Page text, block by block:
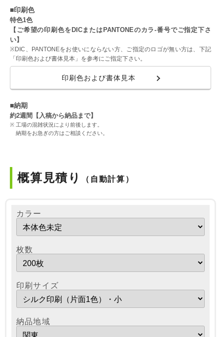
■印刷色
特色1色
【ご希望の印刷色をDICまたはPANTONEのカラ-番号でご指定下さ
い】
※DIC、PANTONEをお使いにならない方、ご指定のロゴが無い方は、下記
「印刷色および書体見本」を参考にご指定下さい。
印刷色および書体見本
■納期
約2週間【入稿から納品まで】
工場の混雑状況により前後します。
納期をお急ぎの方はご相談ください。
概算見積り （自動計算）
カラー
枚数
印刷サイズ
納品地域